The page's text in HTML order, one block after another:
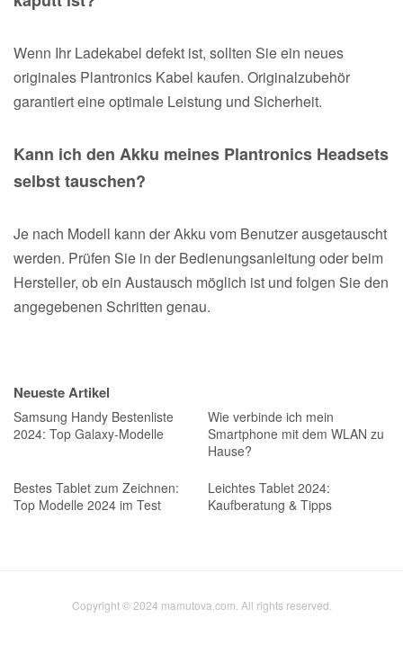
Wenn Ihr Ladekabel defekt ist, sollten Sie ein neues
originales Plantronics Kabel kaufen. Originalzubehör
garantiert eine optimale Leistung und Sicherheit.
Kann ich den Akku meines Plantronics Headsets
selbst tauschen?
Je nach Modell kann der Akku vom Benutzer ausgetauscht
werden. Prüfen Sie in der Bedienungsanleitung oder beim
Hersteller, ob ein Austausch möglich ist und folgen Sie den
angegebenen Schritten genau.
Neueste Artikel
Samsung Handy Bestenliste
2024: Top Galaxy-Modelle
Wie verbinde ich mein
Smartphone mit dem WLAN zu
Hause?
Bestes Tablet zum Zeichnen:
Top Modelle 2024 im Test
Leichtes Tablet 2024:
Kaufberatung & Tipps
Copyright © 2024 mamutova.com. All rights reserved.